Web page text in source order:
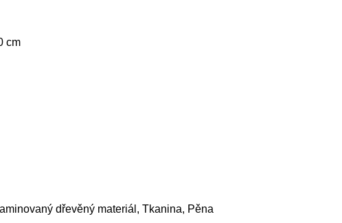
cm
dřevěný materiál, Tkanina, Pěna